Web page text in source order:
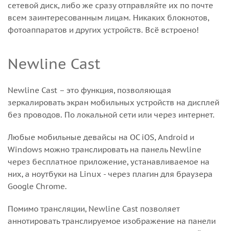
сетевой диск, либо же сразу отправляйте их по почте
всем заинтересованным лицам. Никаких блокнотов,
фотоаппаратов и других устройств. Всё встроено!
Newline Cast
Newline Cast – это функция, позволяющая
зеркалировать экран мобильных устройств на дисплей
без проводов. По локальной сети или через интернет.
Любые мобильные девайсы на ОС iOS, Android и
Windows можно транслировать на панель Newline
через бесплатное приложение, устанавливаемое на
них, а ноутбуки на Linux - через плагин для браузера
Google Chrome.
Помимо трансляции, Newline Cast позволяет
аннотировать транслируемое изображение на панели